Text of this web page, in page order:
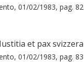
01/02/1983, pag. 82
Iustitia et pax svizzera
01/02/1983, pag. 83